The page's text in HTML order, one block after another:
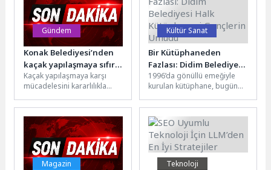
Gündem
Konak Belediyesi’nden
kaçak yapılaşmaya sıfır
tolerans
Kaçak yapılaşmaya karşı
mücadelesini kararlılıkla
ilçe genelinde tespit edilen
ruhsatsız yapıları yasal...
Kültür Sanat
Bir Kütüphaneden
Fazlası: Didim Belediyesi
Halk Kütüphanesi
Gençlerin Umudu
1996’da gönüllü emeğiyle
kurulan kütüphane, bugün
buluşma merkezi haline
geldiGEÇMİŞTEN
GELECEĞE...
Magazin Teknoloji